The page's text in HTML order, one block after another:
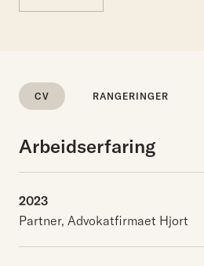
CV RANGERINGER
Arbeidserfaring
2023
Partner, Advokatfirmaet Hjort